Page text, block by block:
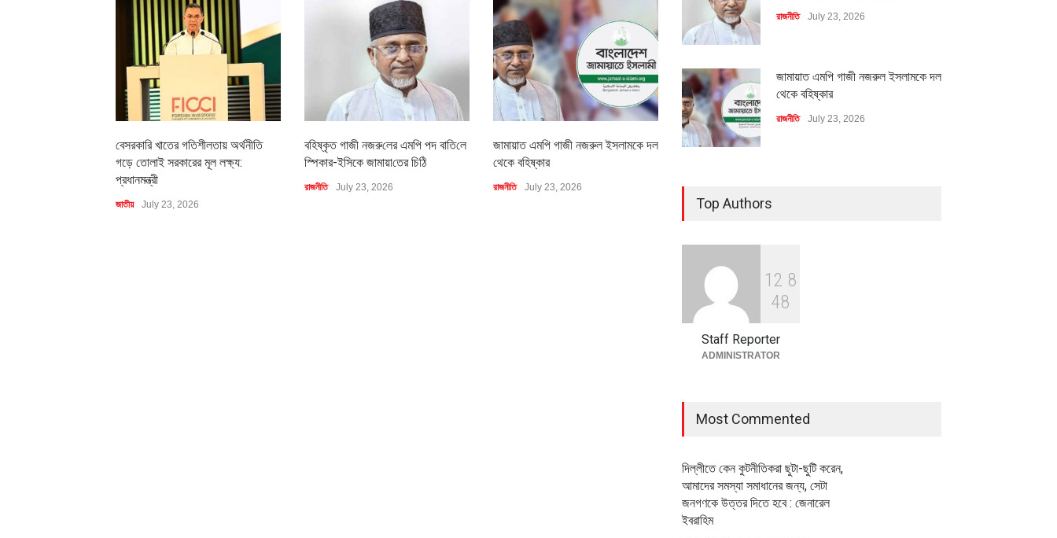
বেসরকারি খাতের গতিশীলতায় অর্থনীতি
গড়ে তোলাই সরকারের মূল লক্ষ্য:
প্রধানমন্ত্রী
জাতীয় July 23, 2026
বহিষ্কৃত গাজী নজরু‌লের এম‌পি পদ বা‌তি‌লে
স্পিকার-ইসিকে জামায়া‌তের চি‌ঠি
রাজনীতি July 23, 2026
জামায়াত এমপি গাজী নজরুল ইসলামকে দল
থেকে বহিষ্কার
রাজনীতি July 23, 2026
৪০০ মিলিয়ন ডলারের বিদেশি বিনিয়োগ
অর্থনীতি
রাজনীতি July 23, 2026
জামায়াত এমপি গাজী নজরুল ইসলামকে দল
থেকে বহিষ্কার
রাজনীতি July 23, 2026
বৈশ্বিক প্রতিযোগিতা সক্ষমতা বাড়াতে
পোশাক শিল্পে নতুন উদ্যোগ
Top Authors
1 2 8
48
Staff Reporter
ADMINISTRATOR
Most Commented
দিল্লীতে কেন কুটনীতিকরা ছুটা-ছুটি করেন,
আমাদের সমস্যা সমাধানের জন্য, সেটা
জনগণকে উত্তর দিতে হবে : জেনারেল
ইবরাহিম